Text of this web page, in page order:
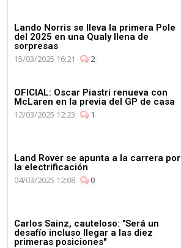
Lando Norris se lleva la primera Pole
del 2025 en una Qualy llena de
sorpresas
15/03/2025 16:21
2
OFICIAL: Oscar Piastri renueva con
McLaren en la previa del GP de casa
12/03/2025 12:23
1
Land Rover se apunta a la carrera por
la electrificación
04/03/2025 12:08
0
Carlos Sainz, cauteloso: "Será un
desafío incluso llegar a las diez
primeras posiciones"